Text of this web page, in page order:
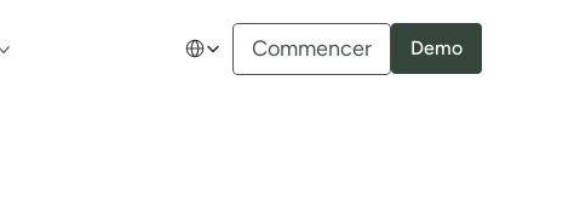
Select Language
Commencer Demo